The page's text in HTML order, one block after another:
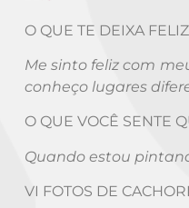
O QUE TE DEIXA
Me sinto feliz com
conheço lugares
O QUE VOCÊ SENTE
Quando estou
VI FOTOS DE